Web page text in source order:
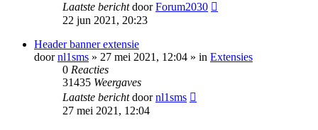
Laatste berichtdoorForum2030
22 jun 2021, 20:23
Header banner extensie
doornl1sms » 27 mei 2021, 12:04 » in Extensies
0 Reacties
31435 Weergaves
Laatste berichtdoornl1sms
27 mei 2021, 12:04